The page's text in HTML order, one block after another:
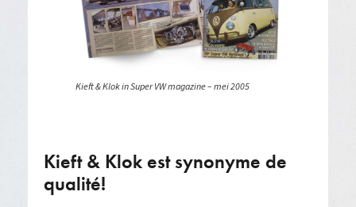
Kieft & Klok in Super VW magazine – mei 2005
Kieft & Klok est synonyme de
qualité!